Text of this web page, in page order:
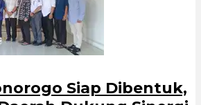
Siap Dibentuk,